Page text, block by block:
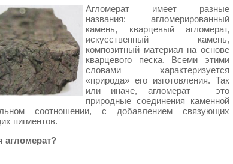
Агломерат имеет разные
названия: агломерированный
камень, кварцевый агломерат,
искусственный камень,
композитный материал на основе
кварцевого песка. Всеми этими
словами характеризуется
«природа» его изготовления. Так
или иначе, агломерат – это
природные соединения каменной
соотношении, с добавлением связующих
пигментов.
агломерат?